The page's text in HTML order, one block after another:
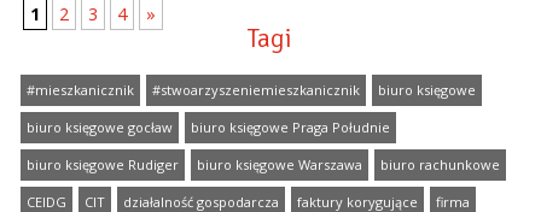
1 2 3 4 »
Tagi
#mieszkanicznik #stwoarzyszeniemieszkanicznik biuro księgowe
biuro księgowe gocław biuro księgowe Praga Południe
biuro księgowe Rudiger biuro księgowe Warszawa biuro rachunkowe
CEIDG CIT działalność gospodarcza faktury korygujące firma